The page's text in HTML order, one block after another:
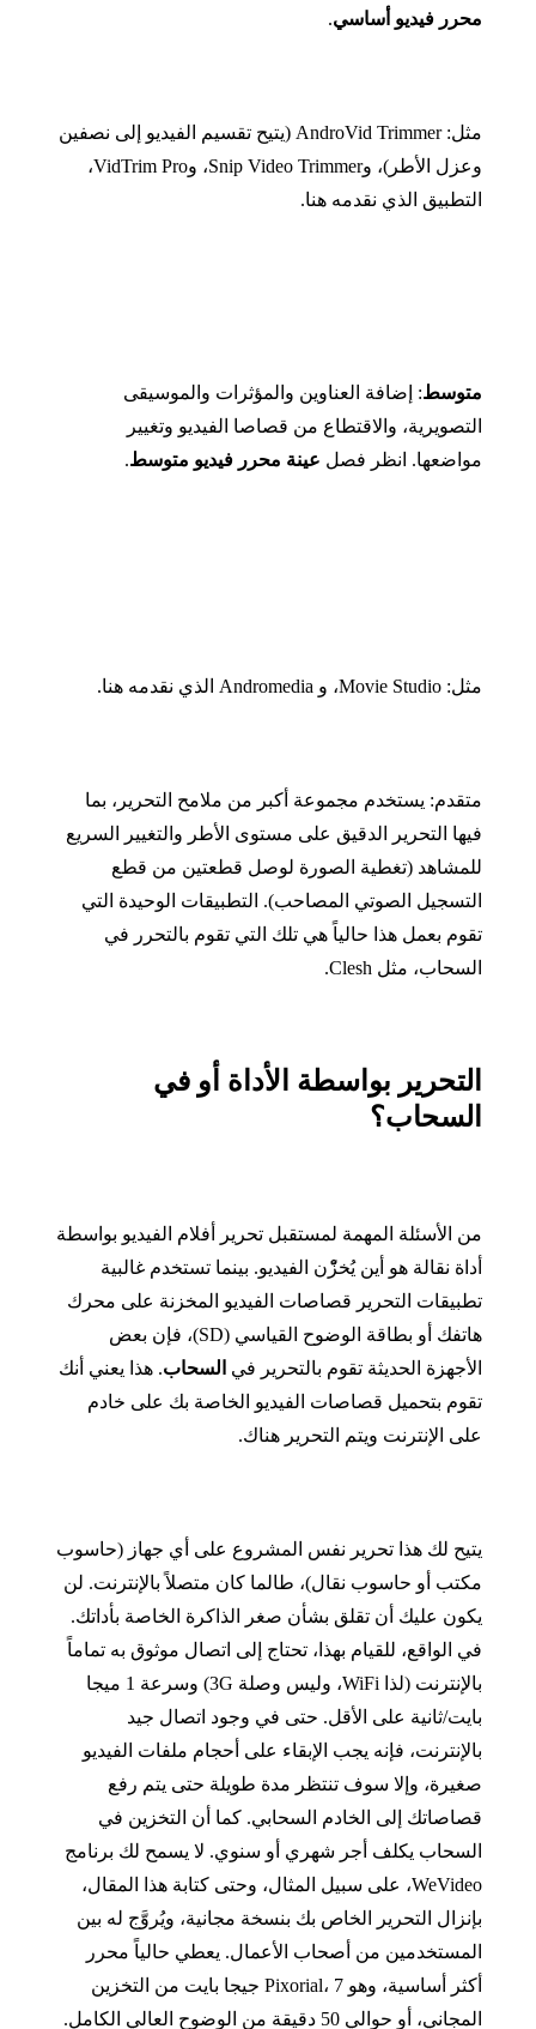
محرر فيديو أساسي.
مثل: AndroVid Trimmer (
يتيح تقسيم الفيديو إلى نصفين
وعزل الأطر )، وSnip Video Trimmer، وVidTrim Pro،
التطبيق الذي نقدمه هنا.
متوسط: إضافة العناوين والمؤثرات والموسيقى
التصويرية، والاقتطاع من قصاصا الفيديو وتغيير
مواضعها. انظر فصل عينة محرر فيديو متوسط.
مثل: ، و Andromedia الذي نقدمه هنا.
متقدم: يستخدم مجموعة أكبر من ملامح التحرير، بما
فيها التحرير الدقيق على مستوى الأطر والتغيير السريع
للمشاهد (تغطية الصورة لوصل قطعتين من قطع
التسجيل الصوتي المصاحب). التطبيقات الوحيدة التي
تقوم بعمل هذا حالياً هي تلك التي تقوم بالتحرر في
السحاب، مثل Clesh.
التحرير بواسطة الأداة أو في
السحاب؟
من الأسئلة المهمة لمستقبل تحرير أفلام الفيديو بواسطة
أداة نقالة هو أين يُخزّْن الفيديو. بينما تستخدم غالبية
تطبيقات التحرير قصاصات الفيديو المخزنة على محرك
هاتفك أو بطاقة الوضوح القياسي (SD)
، فإن بعض
الأجهزة الحديثة تقوم بالتحرير في السحاب. هذا يعني أنك
تقوم بتحميل قصاصات الفيديو الخاصة بك على خادم
على الإنترنت ويتم التحرير هناك.
يتيح لك هذا تحرير نفس المشروع على أي جهاز (حاسوب
مكتب أو حاسوب نقال)، طالما كان متصلاً بالإنترنت. لن
يكون عليك أن تقلق بشأن صغر الذاكرة الخاصة بأداتك.
في الواقع، للقيام بهذا، تحتاج إلى اتصال موثوق به تماماً
بالإنترنت (لذا WiFi، وليس وصلة 3G) وسرعة 1 ميجا
بايت/ثانية على الأقل. حتى في وجود اتصال جيد
بالإنترنت، فإنه يجب الإبقاء على أحجام ملفات الفيديو
صغيرة، وإلا سوف تنتظر مدة طويلة حتى يتم رفع
قصاصاتك إلى الخادم السحابي. كما أن التخزين في
السحاب يكلف أجر شهري أو سنوي. لا يسمح لك برنامج
WeVideo، على سبيل المثال، وحتى كتابة هذا المقال،
بإنزال التحرير الخاص بك بنسخة مجانية، ويُروَّج له بين
المستخدمين من أصحاب الأعمال. يعطي حالياً محرر
أكثر أساسية، وهو
Pixorial، 7
جيجا بايت من التخزين
المجاني، أو حوالي 50 دقيقة من الوضوح العالي الكامل.